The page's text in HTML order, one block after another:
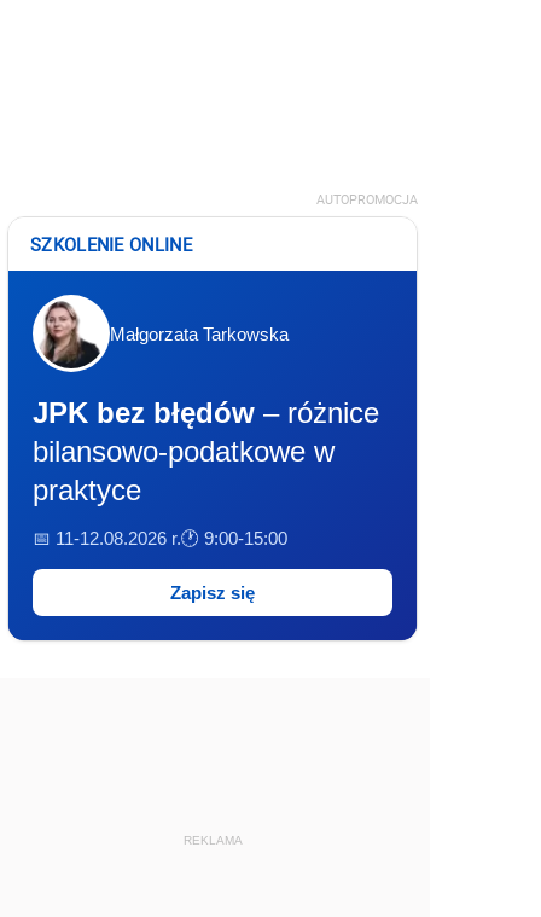
AUTOPROMOCJA
SZKOLENIE ONLINE
Małgorzata Tarkowska
JPK bez błędów – różnice
bilansowo-podatkowe w
praktyce
📅 11-12.08.2026 r.🕐 9:00-15:00
Zapisz się
REKLAMA